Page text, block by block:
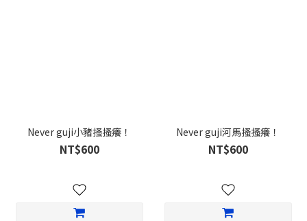
Never guji小豬搔搔癢！
NT$600
Never guji河馬搔搔癢！
NT$600